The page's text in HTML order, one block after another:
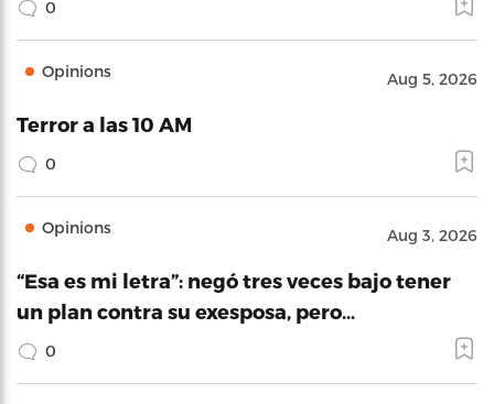
0
Opinions Aug 5, 2026
Terror a las 10 AM
0
Opinions Aug 3, 2026
“Esa es mi letra”: negó tres veces bajo tener
un plan contra su exesposa, pero…
0